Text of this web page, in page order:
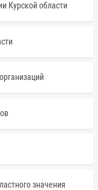
Курской области
значения